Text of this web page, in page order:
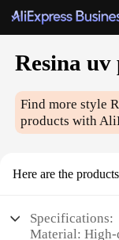
Resina
Find more style
products with
Here are the
Specifications:
Material: